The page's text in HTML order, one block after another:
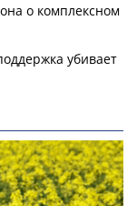
о комплексном
убивает